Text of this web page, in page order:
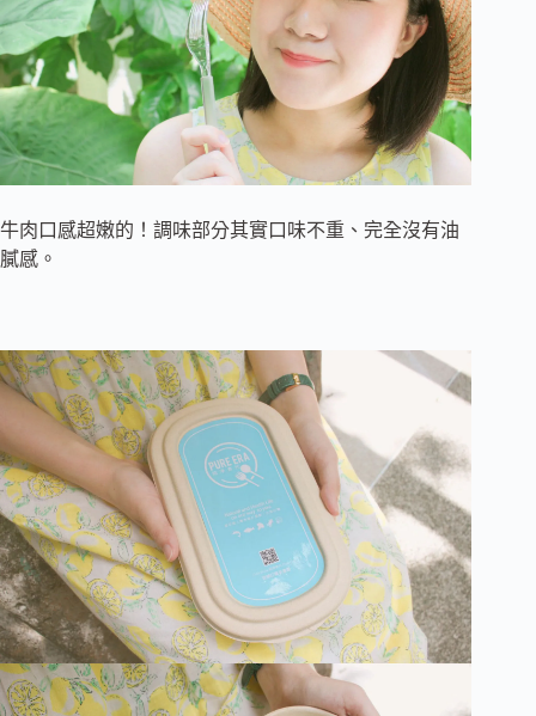
牛肉口感超嫩的！調味部分其實口味不重、完全沒有油
膩感。